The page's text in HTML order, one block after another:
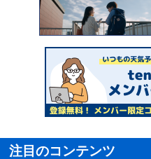
注目のコンテンツ